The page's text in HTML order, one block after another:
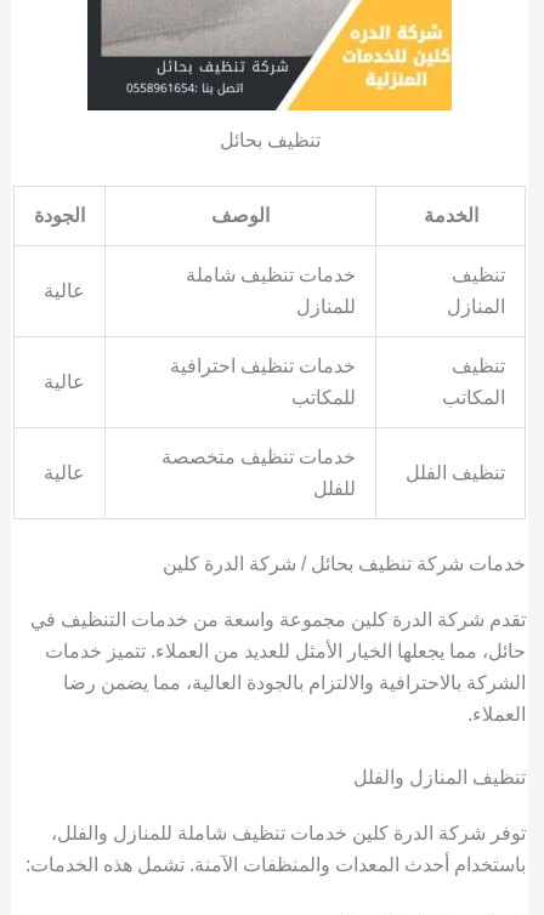
تنظيف بحائل
الخدمة الوصف الجودة
تنظيف
المنازل
خدمات تنظيف شاملة
للمنازل
عالية
تنظيف
المكاتب
خدمات تنظيف احترافية
للمكاتب
عالية
تنظيف الفلل
خدمات تنظيف متخصصة
للفلل
عالية
خدمات شركة تنظيف بحائل / شركة الدرة كلين
تقدم شركة الدرة كلين مجموعة واسعة من خدمات التنظيف في
حائل، مما يجعلها الخيار الأمثل للعديد من العملاء. تتميز خدمات
الشركة بالاحترافية والالتزام بالجودة العالية، مما يضمن رضا
العملاء.
تنظيف المنازل والفلل
توفر شركة الدرة كلين خدمات تنظيف شاملة للمنازل والفلل،
باستخدام أحدث المعدات والمنظفات الآمنة. تشمل هذه الخدمات: